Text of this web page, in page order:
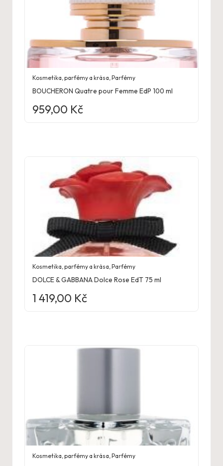
Kosmetika, parfémy a krása,Parfémy
BOUCHERON Quatre pour Femme EdP 100 ml
959,00 Kč
Kosmetika, parfémy a krása,Parfémy
DOLCE & GABBANA Dolce Rose EdT 75 ml
1 419,00 Kč
Kosmetika, parfémy a krása ,Parfémy